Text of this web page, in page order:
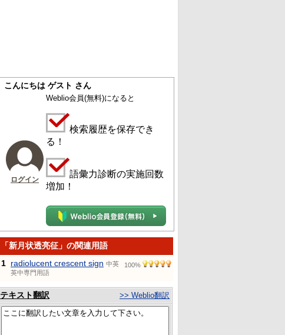
こんにちは ゲスト さん
ログイン
Weblio会員(無料)になると
検索履歴を保存でき
る！
語彙力診断の実施回数
増加！
「新月状透亮征」の関連用語
1 radiolucent crescent sign 中英
英中専門用語
100%
テキスト翻訳 >> Weblio翻訳